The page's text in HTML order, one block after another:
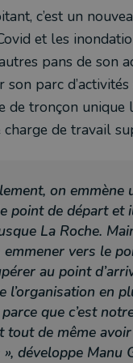
c’est un
et les
pans de son
son parc
de tronçon unique
de travail
on emmène
point de départ et
La Roche.
emmener vers le
au point
l’organisation en
que c’est
tout de même
développe Manu